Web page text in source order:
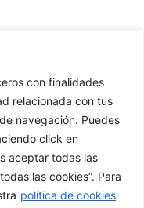
con finalidades
relacionada con tus
navegación. Puedes
click en
aceptar todas las
las cookies”. Para
política de cookies
en